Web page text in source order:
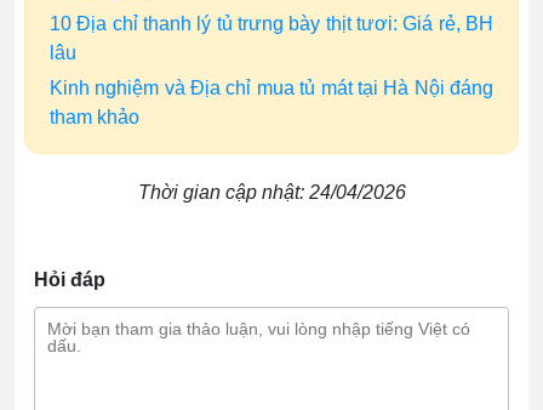
10 Địa chỉ thanh lý tủ trưng bày thịt tươi: Giá rẻ, BH
lâu
Kinh nghiệm và Địa chỉ mua tủ mát tại Hà Nội đáng
tham khảo
Thời gian cập nhật: 24/04/2026
Hỏi đáp